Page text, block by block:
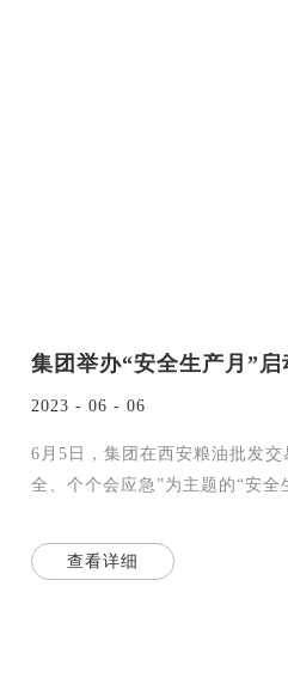
2023 - 06 - 06
6月5日，集团在西安粮油批发
全、个个会应急”为主题的“安全
查看详细